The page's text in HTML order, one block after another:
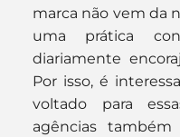
marca não vem da
uma prática
diariamente
Por isso, é
voltado para
agências